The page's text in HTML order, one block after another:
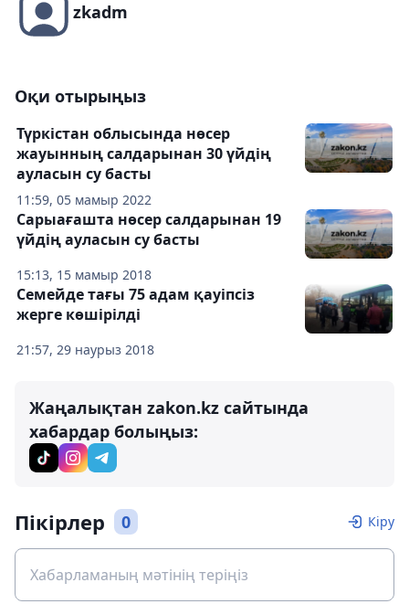
zkadm
Оқи отырыңыз
11:59, 05 мамыр 2022
Түркістан облысында нөсер
жауынның салдарынан 30 үйдің
ауласын су басты
15:13, 15 мамыр 2018
Сарыағашта нөсер салдарынан 19
үйдің ауласын су басты
21:57, 29 наурыз 2018
Семейде тағы 75 адам қауіпсіз
жерге көшірілді
Жаңалықтан zakon.kz сайтында
хабардар болыңыз:
Пікірлер 0 Кіру